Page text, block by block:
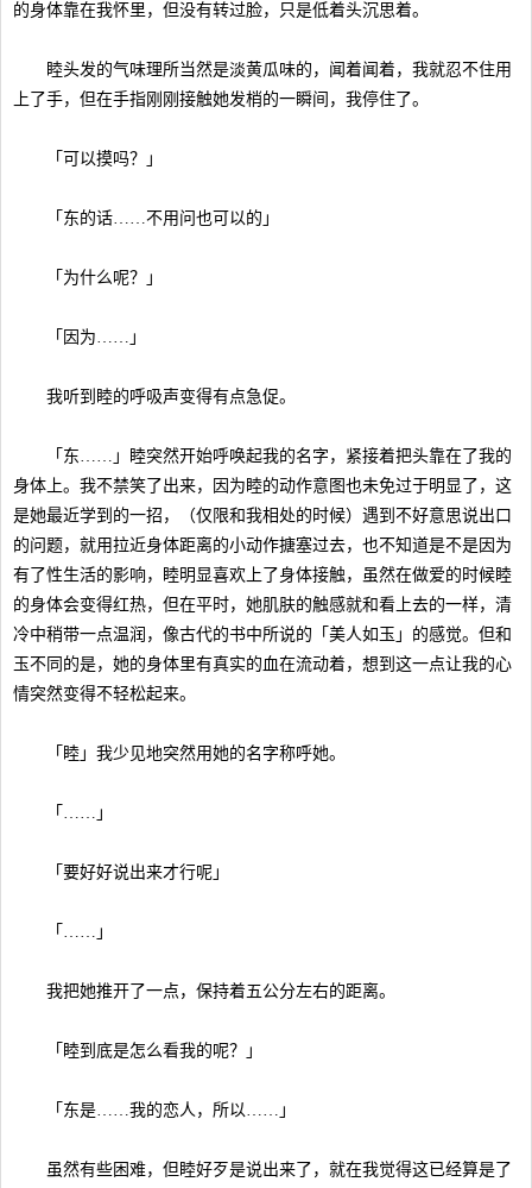
的身体靠在我怀里，但没有转过脸，只是低着头沉思着。
睦头发的气味理所当然是淡黄瓜味的，闻着闻着，我就忍不住用
上了手，但在手指刚刚接触她发梢的一瞬间，我停住了。
「可以摸吗？」
「东的话……不用问也可以的」
「为什么呢？」
「因为……」
我听到睦的呼吸声变得有点急促。
「东……」睦突然开始呼唤起我的名字，紧接着把头靠在了我的
身体上。我不禁笑了出来，因为睦的动作意图也未免过于明显了，这
是她最近学到的一招，（仅限和我相处的时候）遇到不好意思说出口
的问题，就用拉近身体距离的小动作搪塞过去，也不知道是不是因为
有了性生活的影响，睦明显喜欢上了身体接触，虽然在做爱的时候睦
的身体会变得红热，但在平时，她肌肤的触感就和看上去的一样，清
冷中稍带一点温润，像古代的书中所说的「美人如玉」的感觉。但和
玉不同的是，她的身体里有真实的血在流动着，想到这一点让我的心
情突然变得不轻松起来。
「睦」我少见地突然用她的名字称呼她。
「……」
「要好好说出来才行呢」
「……」
我把她推开了一点，保持着五公分左右的距离。
「睦到底是怎么看我的呢？」
「东是……我的恋人，所以……」
虽然有些困难，但睦好歹是说出来了，就在我觉得这已经算是了